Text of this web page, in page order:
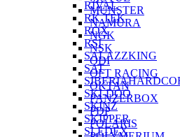
MUNSTER
NAMURA
NGK
NSK
ODI
OFT RACING
OKTAN
PANZERBOX
PDP
POLARIS
RIVAL
RK TEK
ROX
RSI
SALAZZKING
SAT
SKI-DOO
SKINZ
SKIPPER
SLEDEX